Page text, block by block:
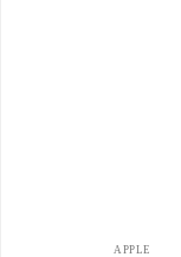
APPLE